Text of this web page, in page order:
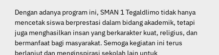
Dengan adanya program ini, SMAN 1 Tegaldlimo tidak hanya
mencetak siswa berprestasi dalam bidang akademik, tetapi
juga menghasilkan insan yang berkarakter kuat, religius, dan
bermanfaat bagi masyarakat. Semoga kegiatan ini terus
berlanjut dan menginspirasi sekolah lain untuk